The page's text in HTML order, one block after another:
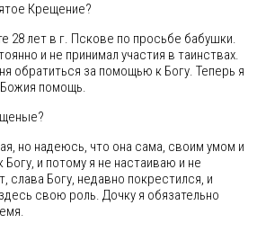
Крещение?
28 лет в г. Пскове по просьбе бабушки.
и не принимал участия в таинствах.
обратиться за помощью к Богу. Теперь я
помощь.
но надеюсь, что она сама, своим умом и
и потому я не настаиваю и не
слава Богу, недавно покрестился, и
свою роль. Дочку я обязательно